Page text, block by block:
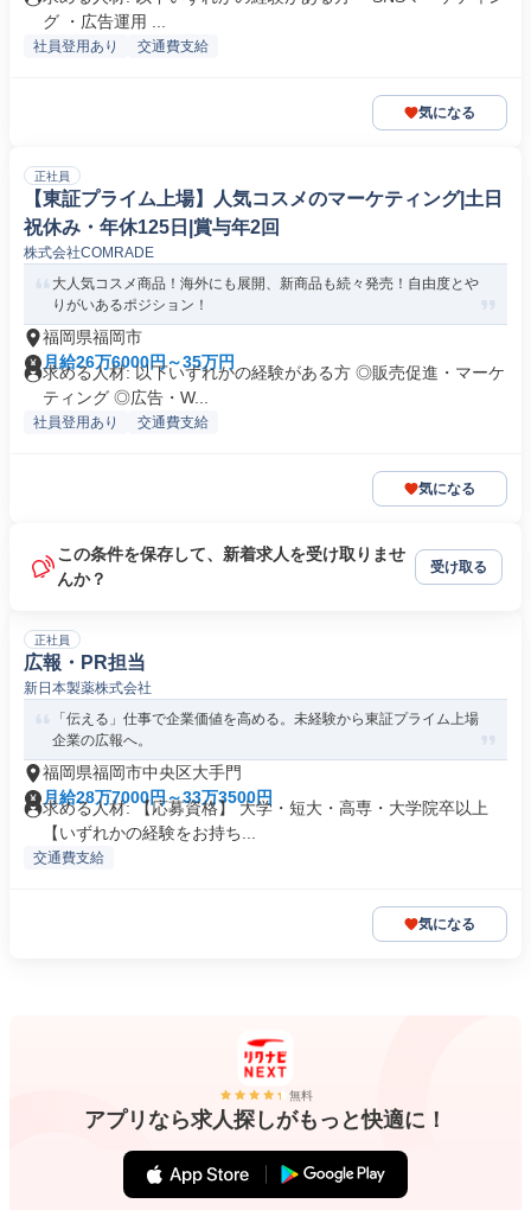
グ ・広告運用 ...
社員登用あり 交通費支給
気になる
正社員
【東証プライム上場】人気コスメのマーケティング|土日
祝休み・年休125日|賞与年2回
株式会社COMRADE
大人気コスメ商品！海外にも展開、新商品も続々発売！自由度とや
りがいあるポジション！
福岡県福岡市
月給26万6000円～35万円
求める人材: 以下いずれかの経験がある方 ◎販売促進・マーケ
ティング ◎広告・W...
社員登用あり 交通費支給
気になる
この条件を保存して、新着求人を受け取りませ
んか？
受け取る
正社員
広報・PR担当
新日本製薬株式会社
「伝える」仕事で企業価値を高める。未経験から東証プライム上場
企業の広報へ。
福岡県福岡市中央区大手門
月給28万7000円～33万3500円
求める人材: 【応募資格】 大学・短大・高専・大学院卒以上
【いずれかの経験をお持ち...
交通費支給
気になる
無料
アプリなら求人探しがもっと快適に！